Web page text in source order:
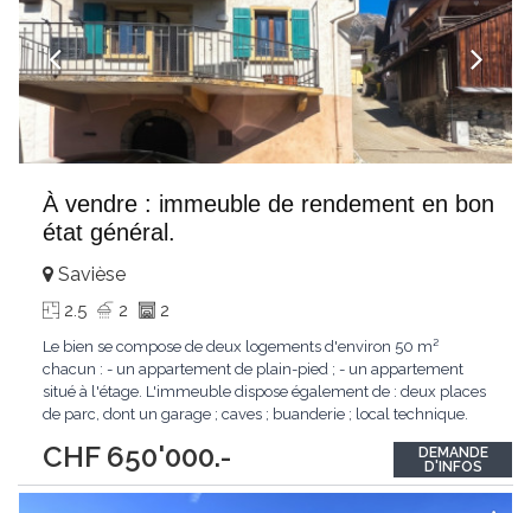
À vendre : immeuble de rendement en bon
état général.
CHF 650'000.-
Savièse
2.5 2 2
Le bien se compose de deux logements d'environ 50 m²
chacun : - un appartement de plain-pied ; - un appartement
situé à l'étage. L'immeuble dispose également de : deux places
de parc, dont un garage ; caves ; buanderie ; local technique.
logement situé à l'étage, avec notamment la réfection du
carrelage. État locatif potentiel...
DEMANDE
D'INFOS